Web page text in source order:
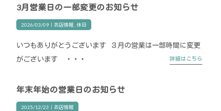
3月営業日の一部変更のお知らせ
2026/03/09｜ お店情報 休日
いつもありがとうございます ３月の営業は一部時間に変更
がございます ・・・
詳細はこちら
年末年始の営業日のお知らせ
2025/12/23｜ お店情報